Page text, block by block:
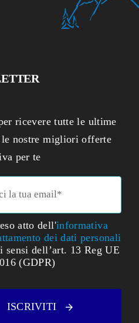
ricevere tutte le ultime
nostre migliori offerte
per te
atto dell'informativa
dei dati personali
sensi dell’art. 13 Reg UE
(GDPR)
ISCRIVITI